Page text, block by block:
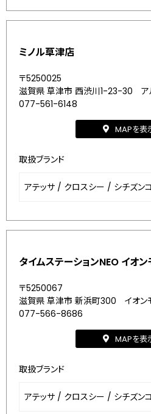
ミノル草津店
〒5250025
滋賀県 草津市 西渋川1-23-30 ア
077-561-6148
MAPを表
取扱ブランド
アテッサ / クロスシー / シチズン
タイムステーションNEO イオ
〒5250067
滋賀県 草津市 新浜町300 イオ
077-566-8686
MAPを表
取扱ブランド
アテッサ / クロスシー / シチズン